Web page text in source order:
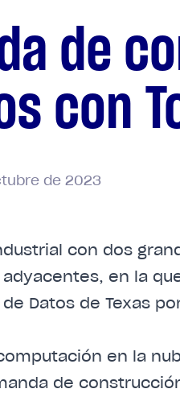
de
con
de 2023
en la
de